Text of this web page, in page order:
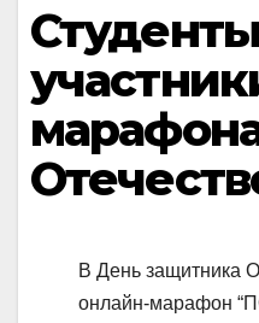
В День защитника
онлайн-марафон